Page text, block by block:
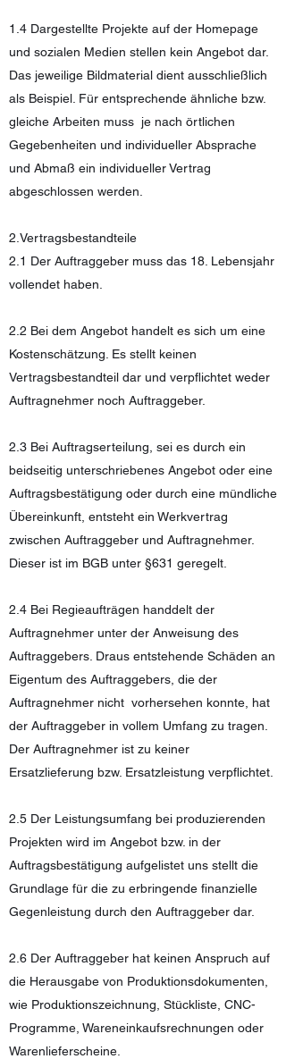
1.4 Dargestellte Projekte auf der Homepage
und sozialen Medien stellen kein Angebot dar.
Das jeweilige Bildmaterial dient ausschließlich
als Beispiel. Für entsprechende ähnliche bzw.
gleiche Arbeiten muss je nach örtlichen
Gegebenheiten und individueller Absprache
und Abmaß ein individueller Vertrag
abgeschlossen werden.
2.Vertragsbestandteile
2.1 Der Auftraggeber muss das 18. Lebensjahr
vollendet haben.
2.2 Bei dem Angebot handelt es sich um eine
Kostenschätzung. Es stellt keinen
Vertragsbestandteil dar und verpflichtet weder
Auftragnehmer noch Auftraggeber.
2.3 Bei Auftragserteilung, sei es durch ein
beidseitig unterschriebenes Angebot oder eine
Auftragsbestätigung oder durch eine mündliche
Übereinkunft, entsteht ein Werkvertrag
zwischen Auftraggeber und Auftragnehmer.
Dieser ist im BGB unter §631 geregelt.
2.4 Bei Regieaufträgen handdelt der
Auftragnehmer unter der Anweisung des
Auftraggebers. Draus entstehende Schäden an
Eigentum des Auftraggebers, die der
Auftragnehmer nicht vorhersehen konnte, hat
der Auftraggeber in vollem Umfang zu tragen.
Der Auftragnehmer ist zu keiner
Ersatzlieferung bzw. Ersatzleistung verpflichtet.
2.5 Der Leistungsumfang bei produzierenden
Projekten wird im Angebot bzw. in der
Auftragsbestätigung aufgelistet uns stellt die
Grundlage für die zu erbringende finanzielle
Gegenleistung durch den Auftraggeber dar.
2.6 Der Auftraggeber hat keinen Anspruch auf
die Herausgabe von Produktionsdokumenten,
wie Produktionszeichnung, Stückliste, CNC-
Programme, Wareneinkaufsrechnungen oder
Warenlieferscheine.